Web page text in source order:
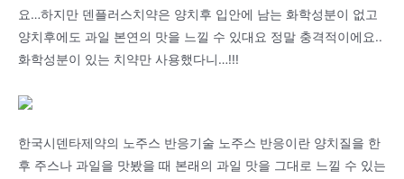
요…하지만 덴플러스치약은 양치후 입안에 남는 화학성분이 없고
양치후에도 과일 본연의 맛을 느낄 수 있대요 정말 충격적이에요..
화학성분이 있는 치약만 사용했다니…!!!
한국시덴타제약의 노주스 반응기술 노주스 반응이란 양치질을 한
후 주스나 과일을 맛봤을 때 본래의 과일 맛을 그대로 느낄 수 있는